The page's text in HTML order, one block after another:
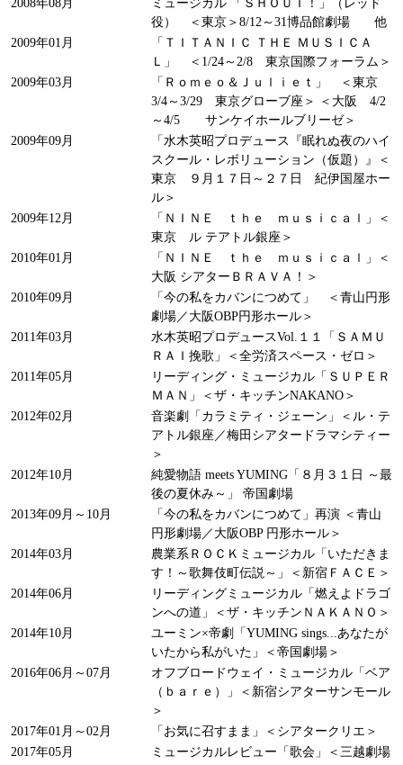
2008年08月
ミュージカル 「ＳＨＯＵＴ！」（レッド
役） ＜東京＞8/12～31博品館劇場 他
2009年01月
「ＴＩＴＡＮＩＣ ＴＨＥ ＭＵＳＩＣＡ
Ｌ」 ＜1/24～2/8 東京国際フォーラム＞
2009年03月
「Ｒｏｍｅｏ＆Ｊｕｌｉｅｔ」 ＜東京
3/4～3/29 東京グローブ座＞ ＜大阪 4/2
～4/5 サンケイホールブリーゼ＞
2009年09月
「水木英昭プロデュース『眠れぬ夜のハイ
スクール・レボリューション（仮題）』＜
東京 ９月１７日～２７日 紀伊国屋ホー
ル＞
2009年12月
「ＮＩＮＥ ｔｈｅ ｍｕｓｉｃａｌ」＜
東京 ル テアトル銀座＞
2010年01月
「ＮＩＮＥ ｔｈｅ ｍｕｓｉｃａｌ」＜
大阪 シアターＢＲＡＶＡ！＞
2010年09月
「今の私をカバンにつめて」 ＜青山円形
劇場／大阪OBP円形ホール＞
2011年03月
水木英昭プロデュースVol.１１「ＳＡＭＵ
ＲＡＩ挽歌」＜全労済スペース・ゼロ＞
2011年05月
リーディング・ミュージカル「ＳＵＰＥＲ
ＭＡＮ」＜ザ・キッチンNAKANO＞
2012年02月
音楽劇「カラミティ・ジェーン」＜ル・テ
アトル銀座／梅田シアタードラマシティー
＞
2012年10月
純愛物語 meets YUMING「８月３１日 ～最
後の夏休み～」 帝国劇場
2013年09月～10月
「今の私をカバンにつめて」再演 ＜青山
円形劇場／大阪OBP 円形ホール＞
2014年03月
農業系ＲＯＣＫミュージカル「いただきま
す！～歌舞伎町伝説～」＜新宿ＦＡＣＥ＞
2014年06月
リーディングミュージカル「燃えよドラゴ
ンへの道」＜ザ・キッチンＮＡＫＡＮＯ＞
2014年10月
ユーミン×帝劇「YUMING sings...あなたが
いたから私がいた」＜帝国劇場＞
2016年06月～07月
オフブロードウェイ・ミュージカル「ベア
（ｂａｒｅ）」＜新宿シアターサンモール
＞
2017年01月～02月
「お気に召すまま」＜シアタークリエ＞
2017年05月
ミュージカルレビュー「歌会」＜三越劇場